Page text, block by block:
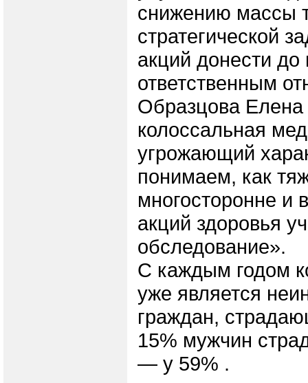
снижению массы
стратегической
акций донести
ответственным
Образцова
колоссальная
угрожающий
понимаем, как
многосторонне и
акций здоровья
обследование».
С каждым годом
уже является
граждан,
15% мужчин
— у 59% .